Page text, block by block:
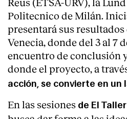
Politecnico de Milán.
presentará sus
Venecia, donde del 3 al 7
encuentro de conclusión
donde el proyecto, a
acción, se convierte en un
En las sesiones de El